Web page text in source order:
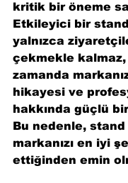
kritik bir öneme
Etkileyici bir stand
yalnızca
çekmekle kalmaz,
zamanda
hikayesi ve
hakkında güçlü
Bu nedenle, stand
markanızı en iyi
ettiğinden emin